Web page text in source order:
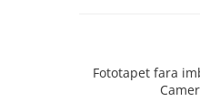
Fototapet fara